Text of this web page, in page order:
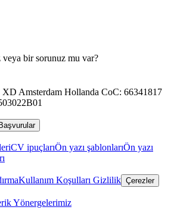
veya bir sorunuz mu var?
XD Amsterdam Hollanda CoC: 66341817
CV ipuçlarıÖn yazı şablonlarıÖn yazı
Kullanım Koşulları Gizlilik Çerezler
Yönergelerimiz